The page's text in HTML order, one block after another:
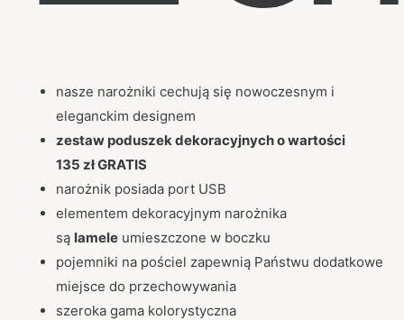
nasze narożniki cechują się nowoczesnym i
eleganckim designem
zestaw poduszek dekoracyjnych o wartości
135 zł GRATIS
narożnik posiada port USB
elementem dekoracyjnym narożnika
są lamele umieszczone w boczku
pojemniki na pościel zapewnią Państwu dodatkowe
miejsce do przechowywania
szeroka gama kolorystyczna